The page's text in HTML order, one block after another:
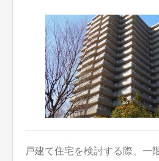
戸建て住宅を検討する際、一